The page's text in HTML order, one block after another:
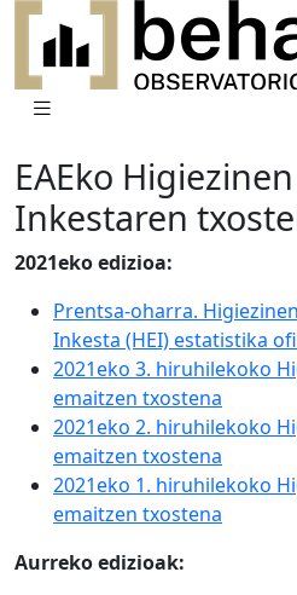
EAEko
Inkestaren
2021eko edizioa:
Prentsa-oharra.
Inkesta (HEI) estatistika
2021eko 3. hiruhilekoko
emaitzen txostena
2021eko 2. hiruhilekoko
emaitzen txostena
2021eko 1. hiruhilekoko
emaitzen txostena
Aurreko edizioak: